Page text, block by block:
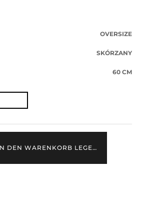
OVERSIZE
SKÓRZANY
60 CM
DEN WARENKORB LEGEN